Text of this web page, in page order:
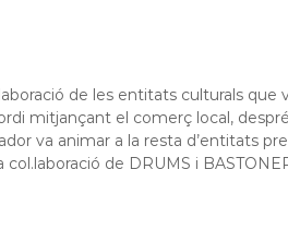
de les entitats culturals que
mitjançant el comerç local,
va animar a la resta d’entitats
de DRUMS i